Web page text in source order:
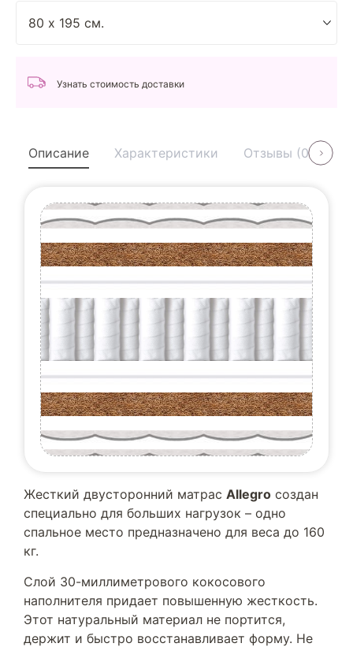
Узнать стоимость доставки
Описание Характеристики Отзывы (0)
Жесткий двусторонний матрас Allegro создан
специально для больших нагрузок – одно
спальное место предназначено для веса до 160
кг.
Слой 30-миллиметрового кокосового
наполнителя придает повышенную жесткость.
Этот натуральный материал не портится,
держит и быстро восстанавливает форму. Не